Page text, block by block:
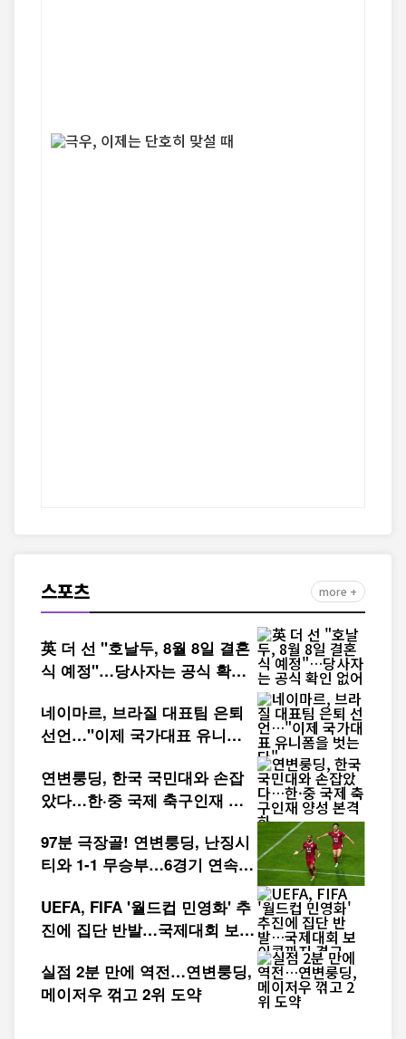
스포츠 more +
英 더 선 "호날두, 8월 8일 결혼
식 예정"…당사자는 공식 확인
네이마르, 브라질 대표팀 은퇴
선언…"이제 국가대표 유니폼
연변룽딩, 한국 국민대와 손잡
았다…한·중 국제 축구인재 양
97분 극장골! 연변룽딩, 난징시
티와 1-1 무승부…6경기 연속
UEFA, FIFA '월드컵 민영화' 추
진에 집단 반발…국제대회 보이
실점 2분 만에 역전…연변룽딩,
메이저우 꺾고 2위 도약